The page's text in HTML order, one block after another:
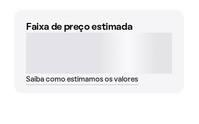
Faixa de preço estimada
Saiba como estimamos os valores